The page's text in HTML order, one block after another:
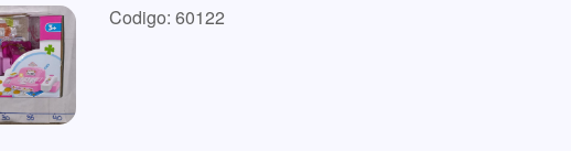
Codigo: 60122